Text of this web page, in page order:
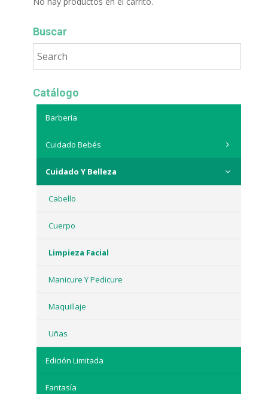
Buscar
Catálogo
Barbería
Cuidado Bebés
Cuidado Y Belleza
Cabello
Cuerpo
Limpieza Facial
Manicure Y Pedicure
Maquillaje
Uñas
Edición Limitada
Fantasía